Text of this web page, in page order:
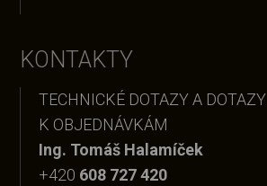
KONTAKTY
TECHNICKÉ DOTAZY A DOTAZY
K OBJEDNÁVKÁM
Ing. Tomáš Halamíček
+420 608 727 420